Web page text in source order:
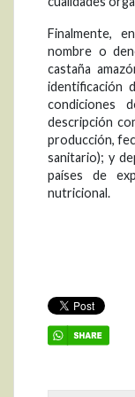
Finalmente,
nombre o
castaña
identificación
condiciones
descripción
producción,
sanitario); y
países de
nutricional.